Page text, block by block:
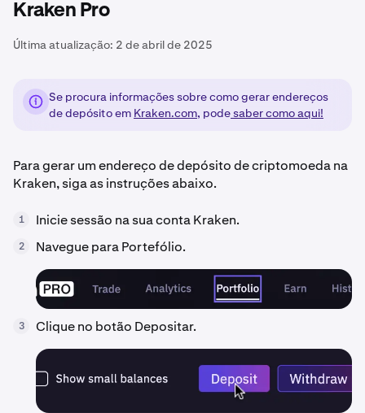
Kraken Pro
Última atualização: 2 de abril de 2025
Se procura informações sobre como gerar endereços
de depósito em Kraken.com, podesaber como aqui!
Para gerar um endereço de depósito de criptomoeda na
Kraken, siga as instruções abaixo.
1 Inicie sessão na sua conta Kraken.
2 Navegue para Portefólio.
3 Clique no botão Depositar.